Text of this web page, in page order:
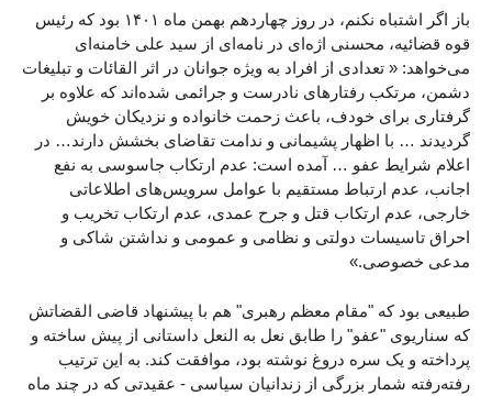
باز اگر اشتباه نکنم، در روز چهاردهم بهمن ماه ۱۴۰۱ بود که رئیس
قوه قضائیه، محسنی اژه‌ای در نامه‌ای از سید علی خامنه‌ای
می‌خواهد: « تعدادی از افراد به ویژه جوانان در اثر القائات و تبلیغات
دشمن، مرتکب رفتارهای نادرست و جرائمی شده‌اند که علاوه بر
گرفتاری برای خودف، باعث زحمت خانواده و نزدیکان خویش
گردیدند … با اظهار پشیمانی و ندامت تقاضای بخشش دارند… در
اعلام شرایط عفو … آمده است: عدم ارتکاب جاسوسی به نفع
اجانب، عدم ارتباط مستقیم با عوامل سرویس‌های اطلاعاتی
خارجی، عدم ارتکاب قتل و جرح عمدی، عدم ارتکاب تخریب و
احراق تاسیسات دولتی و نظامی و عمومی و نداشتن شاکی و
مدعی خصوصی.»
طبیعی بود که "مقام معظم رهبری" هم با پیشنهاد قاضی القضاتش
که سناریوی "عفو" را طابق نعل به النعل داستانی از پیش ساخته و
پرداخته و یک سره دروغ‌ نوشته بود، موافقت کند. به این ترتیب
رفته‌رفته شمار بزرگی از زندانیان سیاسی - عقیدتی که در چند ماه